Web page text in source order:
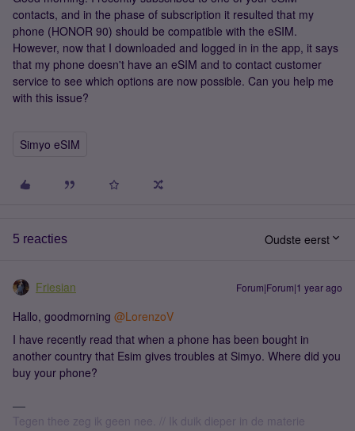
contacts, and in the phase of subscription it resulted that my
phone (HONOR 90) should be compatible with the eSIM.
However, now that I downloaded and logged in in the app, it says
that my phone doesn't have an eSIM and to contact customer
service to see which options are now possible. Can you help me
with this issue?
Simyo eSIM
5 reacties Oudste eerst
Friesian Forum|Forum|1 year ago
Hallo, goodmorning ​ @LorenzoV
I have recently read that when a phone has been bought in
another country that Esim gives troubles at Simyo. Where did you
buy your phone?
Tegen thee zeg ik geen nee. // Ik duik dieper in de materie